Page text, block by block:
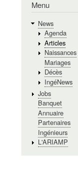
Menu
News
Agenda
Articles
Naissances
Mariages
Décès
IngéNews
Jobs
Banquet
Annuaire
Partenaires
Ingénieurs
L'ARIAMP